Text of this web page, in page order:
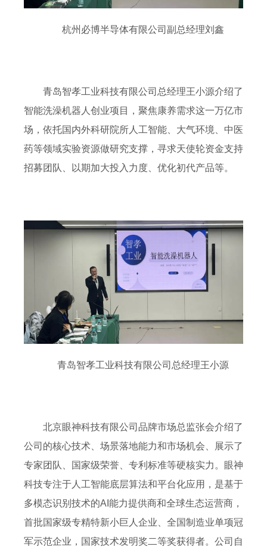
杭州必博半导体有限公司副总经理刘鑫
青岛智孝工业科技有限公司总经理王小源介绍了
智能洗澡机器人创业项目，聚焦康养需求这一万亿市
场，依托国内外科研院所人工智能、大气环境、中医
药等领域实验资源做研究支撑，寻求天使轮资金支持
招募团队、以期加大投入力度、优化初代产品等。
青岛智孝工业科技有限公司总经理王小源
北京眼神科技有限公司品牌市场总监张会介绍了
公司的核心技术、场景落地能力和市场机会、展示了
专家团队、国家级荣誉、专利标准等硬核实力。眼神
科技专注于人工智能底层算法和平台化应用，是基于
多模态识别技术的AI能力提供商和全球生态运营商，
首批国家级专精特新小巨人企业、全国制造业单项冠
军示范企业，国家技术发明奖二等奖获得者。公司自